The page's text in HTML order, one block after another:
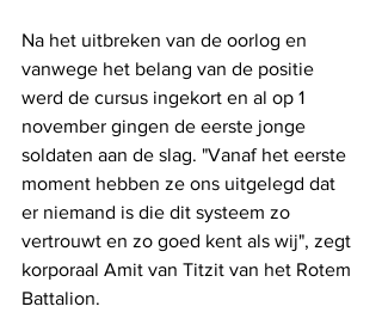
Na het uitbreken van de oorlog en
vanwege het belang van de positie
werd de cursus ingekort en al op 1
november gingen de eerste jonge
soldaten aan de slag. "Vanaf het eerste
moment hebben ze ons uitgelegd dat
er niemand is die dit systeem zo
vertrouwt en zo goed kent als wij", zegt
korporaal Amit van Titzit van het Rotem
Battalion.